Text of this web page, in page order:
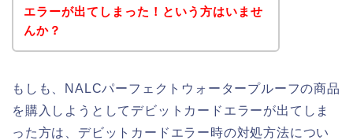
エラーが出てしまった！という方はいませ
んか？
もしも、NALCパーフェクトウォータープルーフの商品
を購入しようとしてデビットカードエラーが出てしま
った方は、デビットカードエラー時の対処方法につい